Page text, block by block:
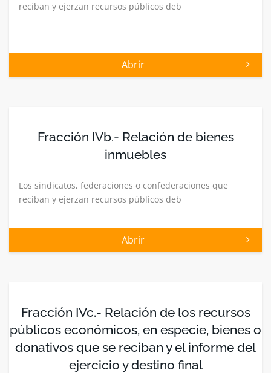
reciban y ejerzan recursos públicos deb
Abrir
Fracción IVb.- Relación de bienes
inmuebles
Los sindicatos, federaciones o confederaciones que
reciban y ejerzan recursos públicos deb
Abrir
Fracción IVc.- Relación de los recursos
públicos económicos, en especie, bienes o
donativos que se reciban y el informe del
ejercicio y destino final